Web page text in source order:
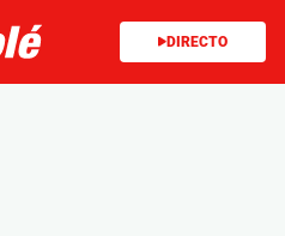
DIRECTO